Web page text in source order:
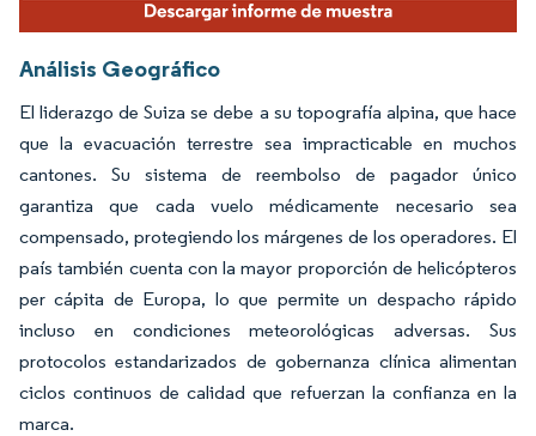
Análisis Geográfico
El liderazgo de Suiza se debe a su topografía alpina, que hace
que la evacuación terrestre sea impracticable en muchos
cantones. Su sistema de reembolso de pagador único
garantiza que cada vuelo médicamente necesario sea
compensado, protegiendo los márgenes de los operadores. El
país también cuenta con la mayor proporción de helicópteros
per cápita de Europa, lo que permite un despacho rápido
incluso en condiciones meteorológicas adversas. Sus
protocolos estandarizados de gobernanza clínica alimentan
ciclos continuos de calidad que refuerzan la confianza en la
marca.